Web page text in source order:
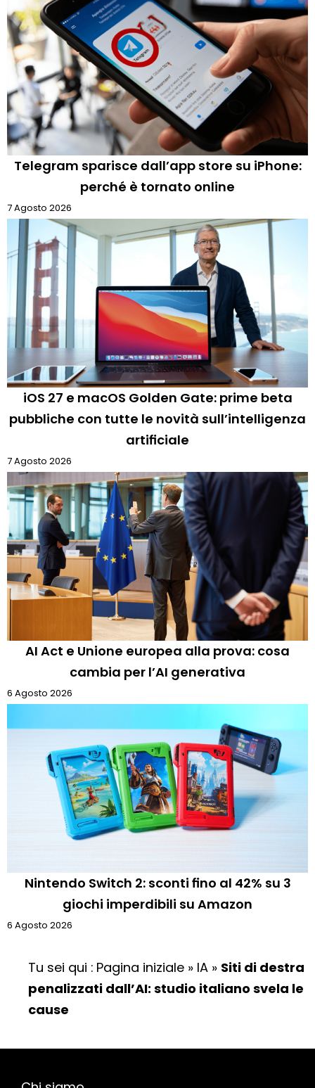
Telegram sparisce dall’app store su iPhone:
perché è tornato online
7 Agosto 2026
iOS 27 e macOS Golden Gate: prime beta
pubbliche con tutte le novità sull’intelligenza
artificiale
7 Agosto 2026
AI Act e Unione europea alla prova: cosa
cambia per l’AI generativa
6 Agosto 2026
Nintendo Switch 2: sconti fino al 42% su 3
giochi imperdibili su Amazon
6 Agosto 2026
Tu sei qui : Pagina iniziale » IA » Siti di destra
penalizzati dall’AI: studio italiano svela le
cause